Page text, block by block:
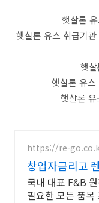
햇살론
햇살론 유스 취급기
햇
햇살론 유
햇살론
https://re-
창업자금리고
국내 대표 F&B
필요한 모든 품목